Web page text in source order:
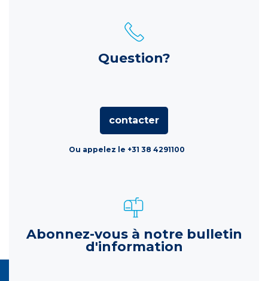
Question?
contacter
Ou appelez le +31 38 4291100
Abonnez-vous à notre bulletin
d'information